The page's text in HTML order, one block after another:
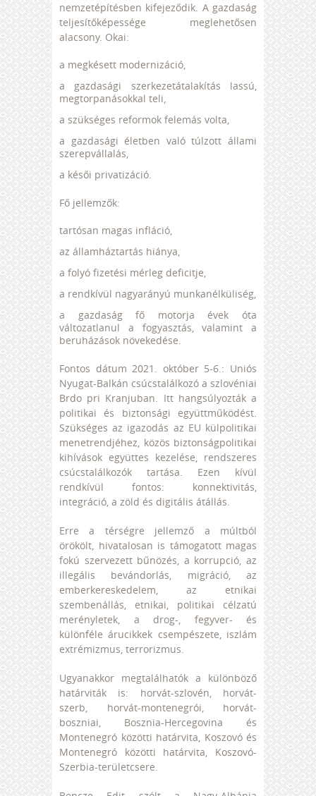
nemzetépítésben kifejeződik. A gazdaság
teljesítőképessége meglehetősen
alacsony. Okai:
a megkésett modernizáció,
a gazdasági szerkezetátalakítás lassú,
megtorpanásokkal teli,
a szükséges reformok felemás volta,
a gazdasági életben való túlzott állami
szerepvállalás,
a késői privatizáció.
Fő jellemzők:
tartósan magas infláció,
az államháztartás hiánya,
a folyó fizetési mérleg deficitje,
a rendkívül nagyarányú munkanélküliség,
a gazdaság fő motorja évek óta
változatlanul a fogyasztás, valamint a
beruházások növekedése.
Fontos dátum 2021. október 5-6.: Uniós
Nyugat-Balkán csúcstalálkozó a szlovéniai
Brdo pri Kranjuban. Itt hangsúlyozták a
politikai és biztonsági együttműködést.
Szükséges az igazodás az EU külpolitikai
menetrendjéhez, közös biztonságpolitikai
kihívások együttes kezelése, rendszeres
csúcstalálkozók tartása. Ezen kívül
rendkívül fontos: konnektivitás,
integráció, a zöld és digitális átállás.
Erre a térségre jellemző a múltból
örökölt, hivatalosan is támogatott magas
fokú szervezett bűnözés, a korrupció, az
illegális bevándorlás, migráció, az
emberkereskedelem, az etnikai
szembenállás, etnikai, politikai célzatú
merényletek, a drog-, fegyver- és
különféle árucikkek csempészete, iszlám
extrémizmus, terrorizmus.
Ugyanakkor megtalálhatók a különböző
határviták is: horvát-szlovén, horvát-
szerb, horvát-montenegrói, horvát-
boszniai, Bosznia-Hercegovina és
Montenegró közötti határvita, Koszovó és
Montenegró közötti határvita, Koszovó-
Szerbia-területcsere.